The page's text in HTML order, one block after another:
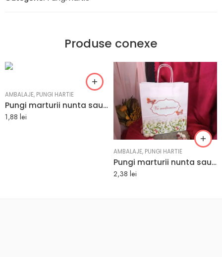
Produse conexe
AMBALAJE, PUNGI HARTIE
Pungi marturii nunta sau botez culoare verde din hartie kraft 25 x 11 x 31 cm
1,88 lei
AMBALAJE, PUNGI HARTIE
Pungi marturii nunta sau botez albe cu model floral 25 x 27 x 10 cm
2,38 lei